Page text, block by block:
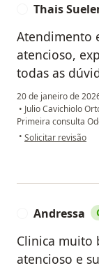
Thais
Atendimento
atencioso,
todas as
20 de janeiro de
• Julio Cavichiolo
Primeira consulta
• na opinião do
Solicitar revisão
Andressa
Clinica muito
atencioso e